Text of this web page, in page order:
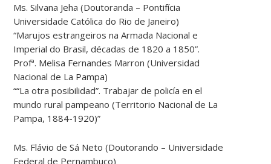
Ms. Silvana Jeha (Doutoranda – Pontifícia
Universidade Católica do Rio de Janeiro)
“Marujos estrangeiros na Armada Nacional e
Imperial do Brasil, décadas de 1820 a 1850”.
Profª. Melisa Fernandes Marron (Universidad
Nacional de La Pampa)
““La otra posibilidad”. Trabajar de policía en el
mundo rural pampeano (Territorio Nacional de La
Pampa, 1884-1920)”
Ms. Flávio de Sá Neto (Doutorando – Universidade
Federal de Pernambuco)